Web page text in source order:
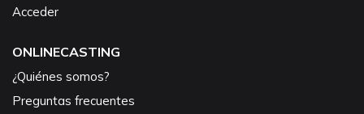
Acceder
ONLINECASTING
¿Quiénes somos?
Preguntas frecuentes